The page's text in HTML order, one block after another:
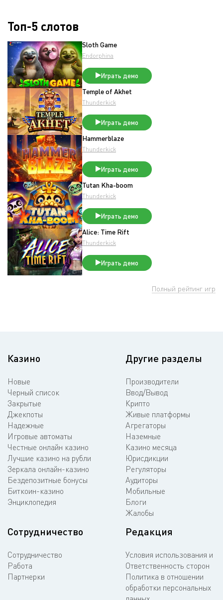
Топ-5 слотов
Sloth Game
Endorphina
Играть демо
Temple of Akhet
Thunderkick
Играть демо
Hammerblaze
Thunderkick
Играть демо
Tutan Kha-boom
Thunderkick
Играть демо
Alice: Time Rift
Thunderkick
Играть демо
Полный рейтинг игр
Казино
Новые
Черный список
Закрытые
Джекпоты
Надежные
Игровые автоматы
Честные онлайн казино
Лучшие казино на рубли
Зеркала онлайн-казино
Бездепозитные бонусы
Биткоин-казино
Энциклопедия
Другие разделы
Производители
Ввод/Вывод
Крипто
Живые платформы
Агрегаторы
Наземные
Казино месяца
Юрисдикции
Регуляторы
Аудиторы
Мобильные
Блоги
Жалобы
Сотрудничество
Сотрудничество
Работа
Партнерки
Редакция
Условия использования и
Ответственность сторон
Политика в отношении
обработки персональных